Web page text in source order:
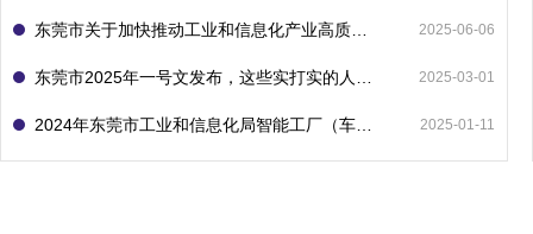
2025-06-06
2025-03-01
2025-01-11